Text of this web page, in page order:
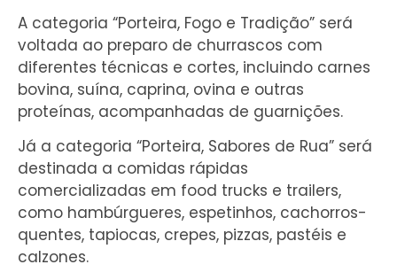
A categoria “Porteira, Fogo e Tradição” será
voltada ao preparo de churrascos com
diferentes técnicas e cortes, incluindo carnes
bovina, suína, caprina, ovina e outras
proteínas, acompanhadas de guarnições.
Já a categoria “Porteira, Sabores de Rua” será
destinada a comidas rápidas
comercializadas em food trucks e trailers,
como hambúrgueres, espetinhos, cachorros-
quentes, tapiocas, crepes, pizzas, pastéis e
calzones.